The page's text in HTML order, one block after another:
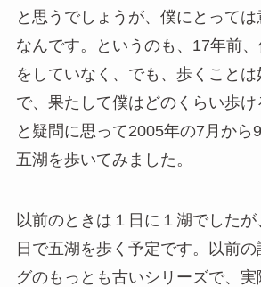
と思うでしょうが、僕にとっては
なんです。というのも、17年前
をしていなく、でも、歩くこと
で、果たして僕はどのくらい歩
と疑問に思って2005年の7月から
五湖を歩いてみました。
以前のときは１日に１湖でした
日で五湖を歩く予定です。以前
グのもっとも古いシリーズで、